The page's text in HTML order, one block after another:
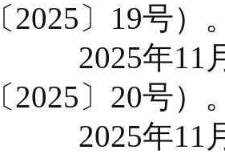
〔2025〕19号）
2025年11月
〔2025〕20号）
2025年11月